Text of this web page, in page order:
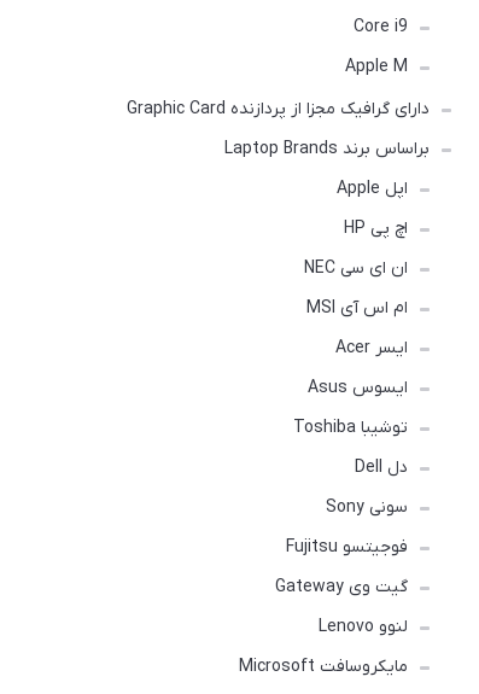
Core i9
Apple M
دارای گرافیک مجزا از پردازنده Graphic Card
براساس برند Laptop Brands
اپل Apple
اچ پی HP
ان ای سی NEC
ام اس آی MSI
ایسر Acer
ایسوس Asus
توشیبا Toshiba
دل Dell
سونی Sony
فوجیتسو Fujitsu
گیت وی Gateway
لنوو Lenovo
مایکروسافت Microsoft